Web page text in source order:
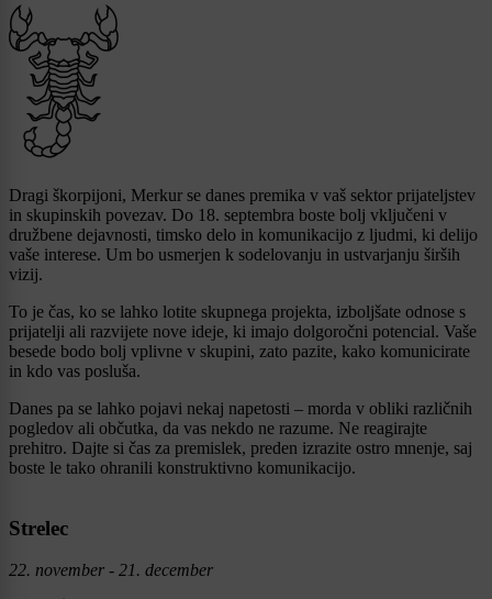
Dragi škorpijoni, Merkur se danes premika v vaš sektor prijateljstev
in skupinskih povezav. Do 18. septembra boste bolj vključeni v
družbene dejavnosti, timsko delo in komunikacijo z ljudmi, ki delijo
vaše interese. Um bo usmerjen k sodelovanju in ustvarjanju širših
vizij.
To je čas, ko se lahko lotite skupnega projekta, izboljšate odnose s
prijatelji ali razvijete nove ideje, ki imajo dolgoročni potencial. Vaše
besede bodo bolj vplivne v skupini, zato pazite, kako komunicirate
in kdo vas posluša.
Danes pa se lahko pojavi nekaj napetosti – morda v obliki različnih
pogledov ali občutka, da vas nekdo ne razume. Ne reagirajte
prehitro. Dajte si čas za premislek, preden izrazite ostro mnenje, saj
boste le tako ohranili konstruktivno komunikacijo.
Strelec
22. november - 21. december